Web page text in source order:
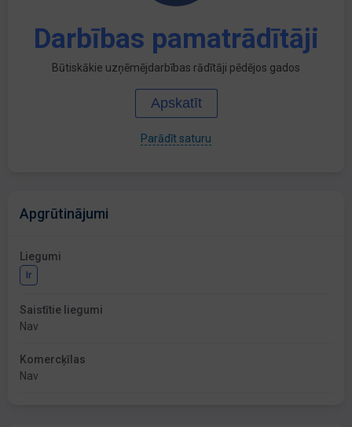
Darbības pamatrādītāji
Būtiskākie uzņēmējdarbības rādītāji pēdējos gados
Apskatīt
Parādīt saturu
Apgrūtinājumi
Liegumi
Ir
Saistītie liegumi
Nav
Komercķīlas
Nav